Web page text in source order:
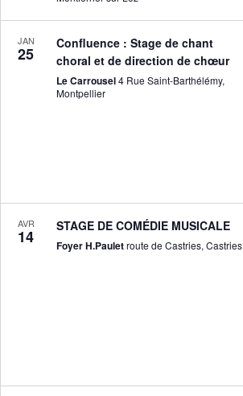
JAN
25
Confluence : Stage de chant
choral et de direction de chœur
Le Carrousel4 Rue Saint-Barthélémy,
Montpellier
AVR
14
STAGE DE COMÉDIE MUSICALE
Foyer H.Paulet route de Castries, Castries